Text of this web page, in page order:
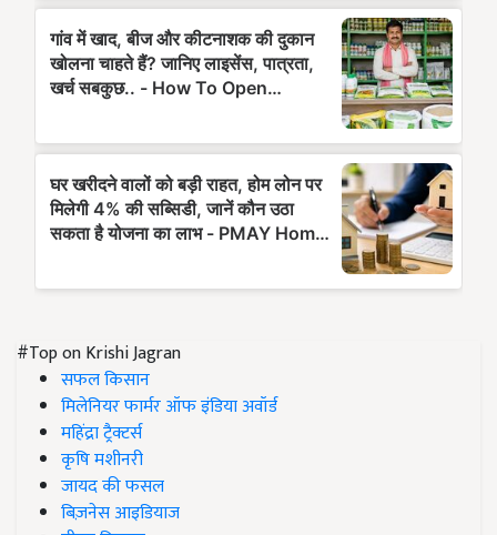
#Top on Krishi Jagran
सफल किसान
मिलेनियर फार्मर ऑफ इंडिया अवॉर्ड
महिंद्रा ट्रैक्टर्स
कृषि मशीनरी
जायद की फसल
बिज़नेस आइडियाज